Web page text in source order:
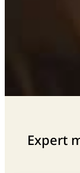
Expert